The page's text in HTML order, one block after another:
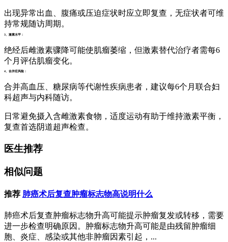
出现异常出血、腹痛或压迫症状时应立即复查，无症状者可维
持常规随访周期。
3、激素水平：
绝经后雌激素骤降可能使肌瘤萎缩，但激素替代治疗者需每6
个月评估肌瘤变化。
4、合并症风险：
合并高血压、糖尿病等代谢性疾病患者，建议每6个月联合妇
科超声与内科随访。
日常避免摄入含雌激素食物，适度运动有助于维持激素平衡，
复查首选阴道超声检查。
医生推荐
相似问题
推荐 肺癌术后复查肿瘤标志物高说明什么
肺癌术后复查肿瘤标志物升高可能提示肿瘤复发或转移，需要
进一步检查明确原因。肿瘤标志物升高可能是由残留肿瘤细
胞、炎症、感染或其他非肿瘤因素引起，...